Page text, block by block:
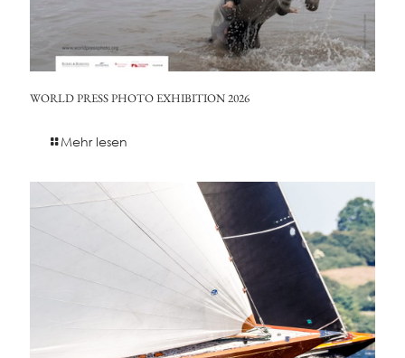
WORLD PRESS PHOTO EXHIBITION 2026
Mehr lesen